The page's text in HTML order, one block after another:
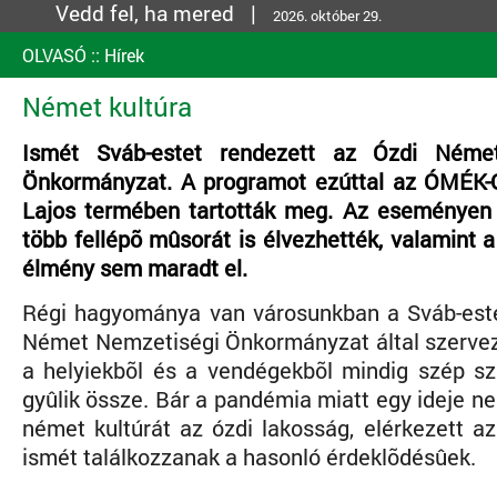
Vedd fel, ha mered | 2026. október 29.
OLVASÓ :: Hírek
Német kultúra
Ismét Sváb-estet rendezett az Ózdi
Önkormányzat. A programot ezúttal az
Lajos termében tartották meg. Az
több fellépõ mûsorát is élvezhették, valamint
élmény sem maradt el.
Régi hagyománya van városunkban a Sváb-
Német Nemzetiségi Önkormányzat által
a helyiekbõl és a vendégekbõl mindig szép
gyûlik össze. Bár a pandémia miatt egy ideje
német kultúrát az ózdi lakosság, elérkezett
ismét találkozzanak a hasonló érdeklõdésûek.